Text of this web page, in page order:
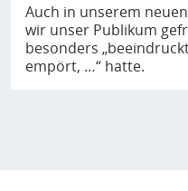
Auch in unserem
wir unser Publikum
besonders
empört, …“ hatte.